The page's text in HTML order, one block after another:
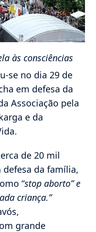
às consciências
se no dia 29 de
em defesa da
Associação pela
e da
de 20 mil
da família,
“stop aborto” e
criança.”
grande